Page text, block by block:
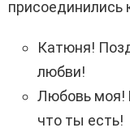
присоединились
Катюня!
любви!
Любовь моя!
что ты есть!